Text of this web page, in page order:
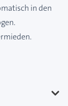
in den